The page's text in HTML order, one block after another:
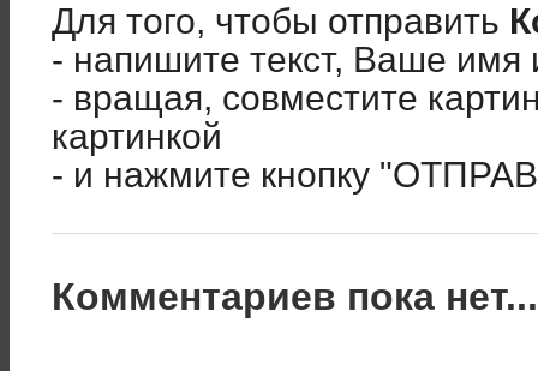
Для того, чтобы отправить
- напишите текст, Ваше имя
- вращая, совместите
картинкой
- и нажмите кнопку
Комментариев пока